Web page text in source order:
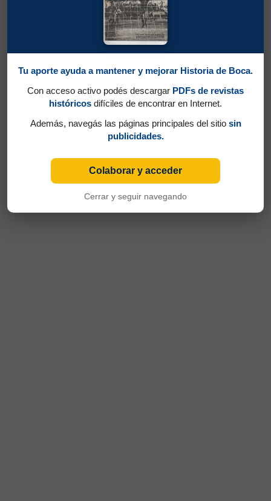
Tu aporte ayuda a mantener y mejorar Historia de Boca.
Con acceso activo podés descargar PDFs de revistas
históricos difíciles de encontrar en Internet.
Además, navegás las páginas principales del sitio sin
publicidades.
Colaborar y acceder
Cerrar y seguir navegando